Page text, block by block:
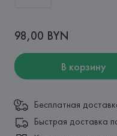
98,00 BYN
В корзину
Бесплатная
Быстрая доставка